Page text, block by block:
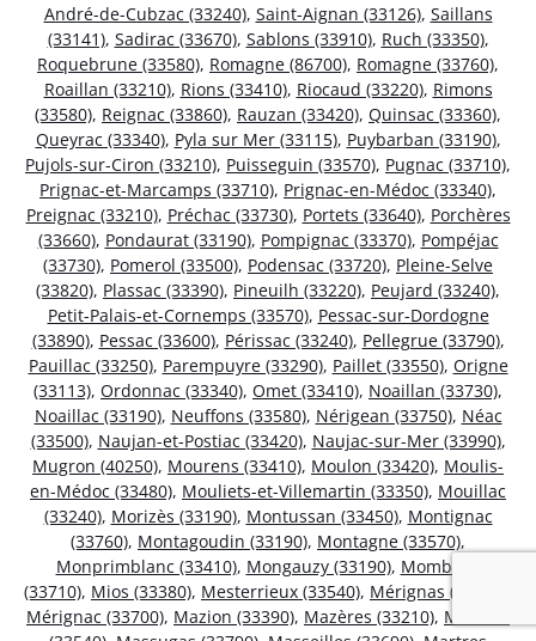
André-de-Cubzac (33240), Saint-Aignan (33126), Saillans
(33141), Sadirac (33670), Sablons (33910), Ruch (33350),
Roquebrune (33580), Romagne (86700), Romagne (33760),
Roaillan (33210), Rions (33410), Riocaud (33220), Rimons
(33580), Reignac (33860), Rauzan (33420), Quinsac (33360),
Queyrac (33340), Pyla sur Mer (33115), Puybarban (33190),
Pujols-sur-Ciron (33210), Puisseguin (33570), Pugnac (33710),
Prignac-et-Marcamps (33710), Prignac-en-Médoc (33340),
Preignac (33210), Préchac (33730), Portets (33640), Porchères
(33660), Pondaurat (33190), Pompignac (33370), Pompéjac
(33730), Pomerol (33500), Podensac (33720), Pleine-Selve
(33820), Plassac (33390), Pineuilh (33220), Peujard (33240),
Petit-Palais-et-Cornemps (33570), Pessac-sur-Dordogne
(33890), Pessac (33600), Périssac (33240), Pellegrue (33790),
Pauillac (33250), Parempuyre (33290), Paillet (33550), Origne
(33113), Ordonnac (33340), Omet (33410), Noaillan (33730),
Noaillac (33190), Neuffons (33580), Nérigean (33750), Néac
(33500), Naujan-et-Postiac (33420), Naujac-sur-Mer (33990),
Mugron (40250), Mourens (33410), Moulon (33420), Moulis-
en-Médoc (33480), Mouliets-et-Villemartin (33350), Mouillac
(33240), Morizès (33190), Montussan (33450), Montignac
(33760), Montagoudin (33190), Montagne (33570),
Monprimblanc (33410), Mongauzy (33190), Mombrier
(33710), Mios (33380), Mesterrieux (33540), Mérignas (33350)
Mérignac (33700), Mazion (33390), Mazères (33210), Mauriac